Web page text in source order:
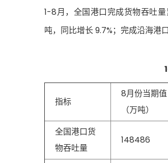
1-8月，全国港口完成货物吞吐
吨，同比增长 9.7%；完成沿海港
指标
8月份当期值
（万吨）
全国港口货
物吞吐量
148486